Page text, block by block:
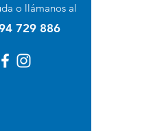
o llámanos al
729 886